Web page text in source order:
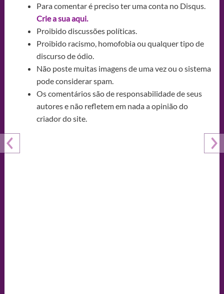
Para comentar é preciso ter uma conta no Disqus.
Crie a sua aqui.
Proibido discussões políticas.
Proibido racismo, homofobia ou qualquer tipo de
discurso de ódio.
Não poste muitas imagens de uma vez ou o sistema
pode considerar spam.
Os comentários são de responsabilidade de seus
autores e não refletem em nada a opinião do
criador do site.